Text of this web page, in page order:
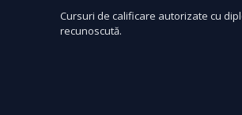
Cursuri de calificare autorizate cu
recunoscută.